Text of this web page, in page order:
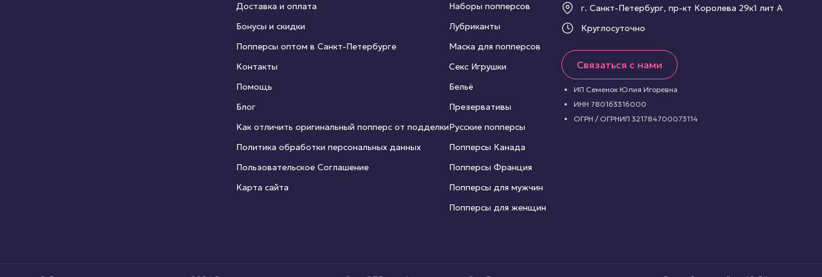
Доставка и оплата
Бонусы и скидки
Попперсы оптом в Санкт-Петербурге
Контакты
Помощь
Блог
Как отличить оригинальный попперс от подделки
Политика обработки персональных данных
Пользовательское Соглашение
Карта сайта
Наборы попперсов
Лубриканты
Маска для попперсов
Секс Игрушки
Бельё
Презервативы
Русские попперсы
Попперсы Канада
Попперсы Франция
Попперсы для мужчин
Попперсы для женщин
г. Санкт-Петербург, пр-кт Королева 29к1 лит А
Круглосуточно
Связаться с нами
ИП Семенок Юлия Игоревна
ИНН 780163316000
ОГРН / ОГРНИП 321784700073114